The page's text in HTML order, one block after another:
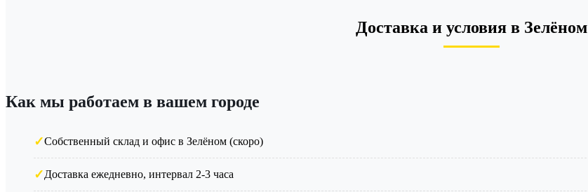
Доставка и условия в Зелёном
Как мы работаем в вашем городе
Собственный склад и офис в Зелёном (скоро)
Доставка ежедневно, интервал 2-3 часа